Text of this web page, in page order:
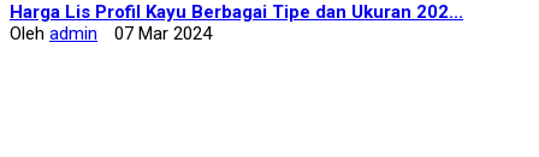
Harga Lis Profil Kayu Berbagai Tipe dan Ukuran 202...
Oleh admin 07 Mar 2024